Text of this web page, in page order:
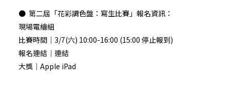
● 第二屆「花彩調色盤：寫生比賽」報名資訊：
現場電繪組
比賽時間｜3/7(六) 10:00-16:00 (15:00 停止報到)
報名連結｜ 連結
大獎｜Apple iPad